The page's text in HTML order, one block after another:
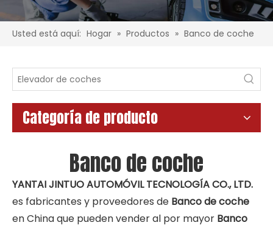
Usted está aquí: Hogar » Productos » Banco de coche
Categoría de producto
Banco de coche
YANTAI JINTUO AUTOMÓVIL TECNOLOGÍA CO., LTD.
es fabricantes y proveedores de Banco de coche
en China que pueden vender al por mayor Banco